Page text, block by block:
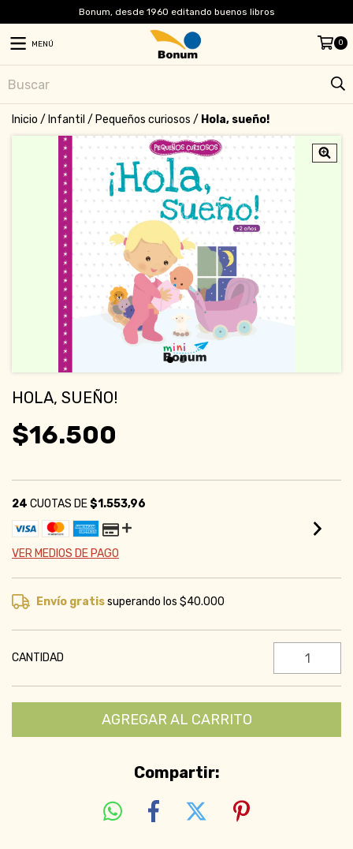
Bonum, desde 1960 editando buenos libros
MENÚ 0
Inicio / Infantil / Pequeños curiosos / Hola, sueño!
HOLA, SUEÑO!
$16.500
24 CUOTAS DE$1.553,96
VER MEDIOS DE PAGO
Envío gratissuperando los$40.000
CANTIDAD
Compartir: